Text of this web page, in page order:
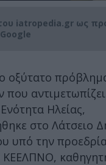
iatropedia.gr ως
οξύτατο
Ηλείας,
στο Λάτσειο
υπό την